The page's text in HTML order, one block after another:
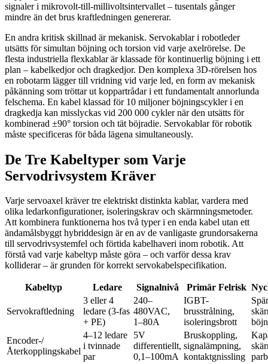
signaler i mikrovolt-till-millivoltsintervallet – tusentals gånger
mindre än det brus kraftledningen genererar.
En andra kritisk skillnad är mekanisk. Servokablar i robotleder
utsätts för simultan böjning och torsion vid varje axelrörelse. De
flesta industriella flexkablar är klassade för kontinuerlig böjning i ett
plan – kabelkedjor och dragkedjor. Den komplexa 3D-rörelsen hos
en robotarm lägger till vridning vid varje led, en form av mekanisk
påkänning som tröttar ut koppartrådar i ett fundamentalt annorlunda
felschema. En kabel klassad för 10 miljoner böjningscykler i en
dragkedja kan misslyckas vid 200 000 cykler när den utsätts för
kombinerad ±90° torsion och tät böjradie. Servokablar för robotik
måste specificeras för båda lägena simultaneously.
De Tre Kabeltyper som Varje
Servodrivsystem Kräver
Varje servoaxel kräver tre elektriskt distinkta kablar, vardera med
olika ledarkonfigurationer, isoleringskrav och skärmningsmetoder.
Att kombinera funktionerna hos två typer i en enda kabel utan ett
ändamålsbyggt hybriddesign är en av de vanligaste grundorsakerna
till servodrivsystemfel och förtida kabelhaveri inom robotik. Att
förstå vad varje kabeltyp måste göra – och varför dessa krav
kolliderar – är grunden för korrekt servokabelspecifikation.
Kabeltyp Ledare Signalnivå Primär Felrisk
Servokraftledning
3 eller 4
ledare (3-fas
+ PE)
240–
480VAC,
1–80A
IGBT-
brusstrålning,
isoleringsbrott
Encoder-/
Återkopplingskabel
4–12 ledare
i tvinnade
par
5V
differentiellt,
0,1–100mA
Bruskoppling,
signalämpning,
kontaktgnissling